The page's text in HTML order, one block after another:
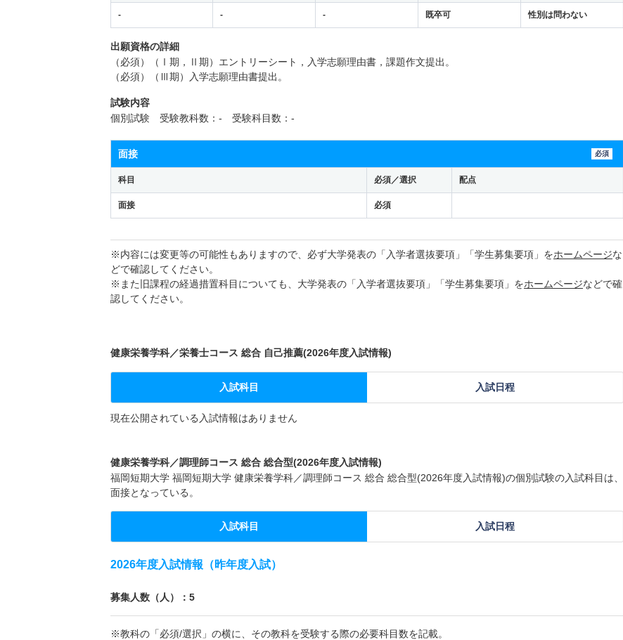
- - - 既卒可 性別は問わない
出願資格の詳細
（必須）（Ⅰ期，Ⅱ期）エントリーシート，入学志願理由書，課題作文提出。
（必須）（Ⅲ期）入学志願理由書提出。
試験内容
個別試験 受験教科数：- 受験科目数：-
面接 必須
科目 必須／選択 配点
面接 必須
※内容には変更等の可能性もありますので、必ず大学発表の「入学者選抜要項」「学生募集要項」をホームページな
どで確認してください。
※また旧課程の経過措置科目についても、大学発表の「入学者選抜要項」「学生募集要項」をホームページなどで確
認してください。
健康栄養学科／栄養士コース 総合 自己推薦(2026年度入試情報)
入試科目 入試日程
現在公開されている入試情報はありません
健康栄養学科／調理師コース 総合 総合型(2026年度入試情報)
福岡短期大学 福岡短期大学 健康栄養学科／調理師コース 総合 総合型(2026年度入試情報)の個別試験の入試科目は、
面接となっている。
入試科目 入試日程
2026年度入試情報（昨年度入試）
募集人数（人）：5
※教科の「必須/選択」の横に、その教科を受験する際の必要科目数を記載。